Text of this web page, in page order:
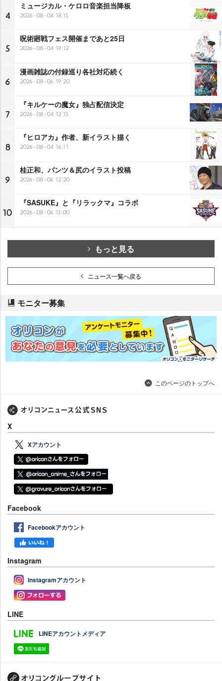
4
ミュージカル・ケロロ音楽担当降板
2026-08-04 18:15
5
呪術廻戦フェス開催まであと25日
2026-08-04 19:12
6
漫画雑誌の付録巡り各社対応続く
2026-08-06 19:20
7
『キルケーの魔女』独占配信決定
2026-08-04 12:15
8
『ヒロアカ』作者、新イラスト描く
2026-08-04 16:11
9
桂正和、パンツ＆尻のイラスト投稿
2026-08-06 12:20
10
『SASUKE』と『リラックマ』コラボ
2026-08-06 13:00
もっと見る
ニュース一覧へ戻る
モニター募集
このページのトップへ
X
Xアカウント
Facebook
Facebookアカウント
Instagram
Instagramアカウント
LINE
LINEアカウントメディア